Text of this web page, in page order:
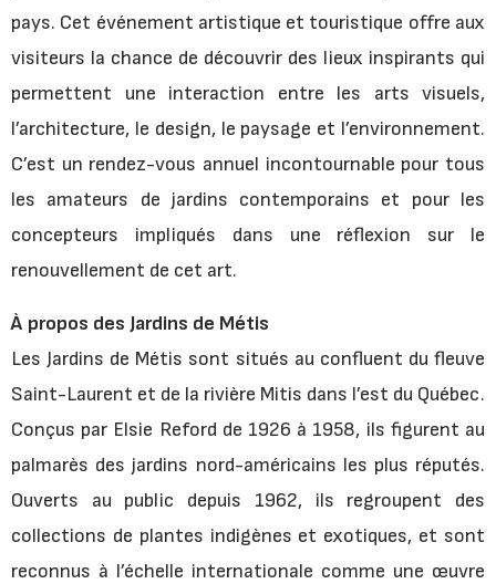
pays. Cet événement artistique et touristique offre aux
visiteurs la chance de découvrir des lieux inspirants qui
permettent une interaction entre les arts visuels,
l’architecture, le design, le paysage et l’environnement.
C’est un rendez-vous annuel incontournable pour tous
les amateurs de jardins contemporains et pour les
concepteurs impliqués dans une réflexion sur le
renouvellement de cet art.
À propos des Jardins de Métis
Les Jardins de Métis sont situés au confluent du fleuve
Saint-Laurent et de la rivière Mitis dans l’est du Québec.
Conçus par Elsie Reford de 1926 à 1958, ils figurent au
palmarès des jardins nord-américains les plus réputés.
Ouverts au public depuis 1962, ils regroupent des
collections de plantes indigènes et exotiques, et sont
reconnus à l’échelle internationale comme une œuvre